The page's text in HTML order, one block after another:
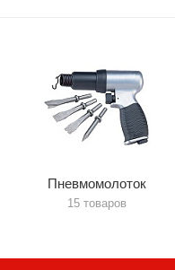
Пневмомолоток
15 товаров